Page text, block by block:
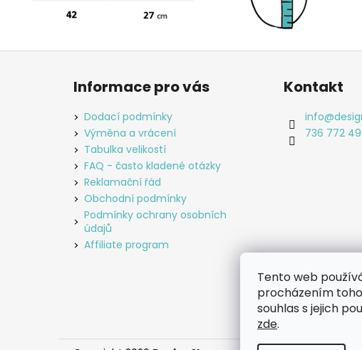
Tento web
procházením
souhlas s jejich
zde.
Z
Informace pro vás
Dodací podmínky
Výměna a vrácení
Tabulka velikostí
FAQ - často kladené otázky
Reklamační řád
Obchodní podmínky
Podmínky ochrany osobních
údajů
Affiliate program
Kontakt
info@
736 772